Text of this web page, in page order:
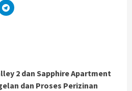
2 dan Sapphire Apartment
dan Proses Perizinan